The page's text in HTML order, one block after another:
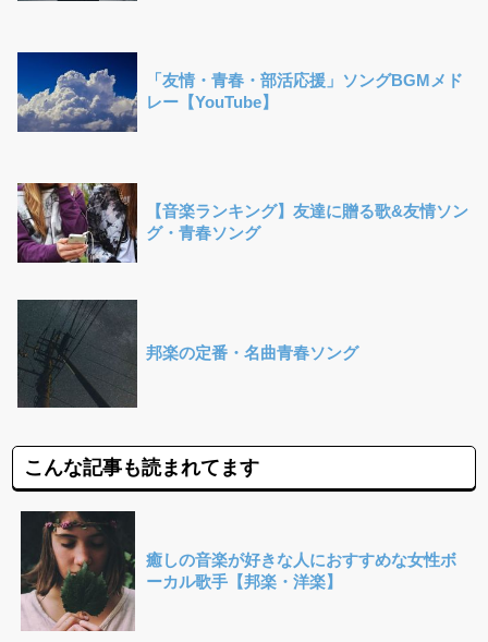
「友情・青春・部活応援」ソングBGMメド
レー【YouTube】
【音楽ランキング】友達に贈る歌&友情ソン
グ・青春ソング
邦楽の定番・名曲青春ソング
こんな記事も読まれてます
癒しの音楽が好きな人におすすめな女性ボ
ーカル歌手【邦楽・洋楽】